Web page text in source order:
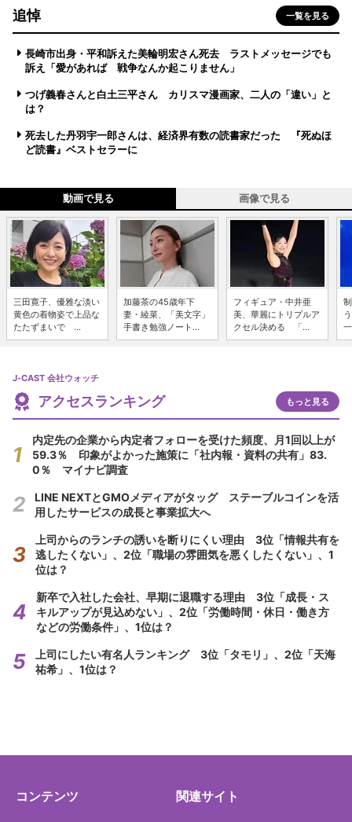
追悼 一覧を見る
長崎市出身・平和訴えた美輪明宏さん死去 ラストメッセージでも
訴え「愛があれば 戦争なんか起こりません」
つげ義春さんと白土三平さん カリスマ漫画家、二人の「違い」と
は？
死去した丹羽宇一郎さんは、経済界有数の読書家だった 『死ぬほ
ど読書』ベストセラーに
動画で見る 画像で見る
三田寛子、優雅な淡い
黄色の着物姿で上品な
たたずまいで ...
加藤茶の45歳年下
妻・綾菜、「美文字」
手書き勉強ノート...
フィギュア・中井亜
美、華麗にトリプルア
クセル決める 「...
J-CAST 会社ウォッチ
アクセスランキング もっと見る
内定先の企業から内定者フォローを受けた頻度、月1回以上が
59.3％ 印象がよかった施策に「社内報・資料の共有」83.
0％ マイナビ調査
LINE NEXTとGMOメディアがタッグ ステーブルコインを活
用したサービスの成長と事業拡大へ
上司からのランチの誘いを断りにくい理由 3位「情報共有を
逃したくない」、2位「職場の雰囲気を悪くしたくない」、1
位は？
新卒で入社した会社、早期に退職する理由 3位「成長・ス
キルアップが見込めない」、2位「労働時間・休日・働き方
などの労働条件」、1位は？
上司にしたい有名人ランキング 3位「タモリ」、2位「天海
祐希」、1位は？
コンテンツ 関連サイト